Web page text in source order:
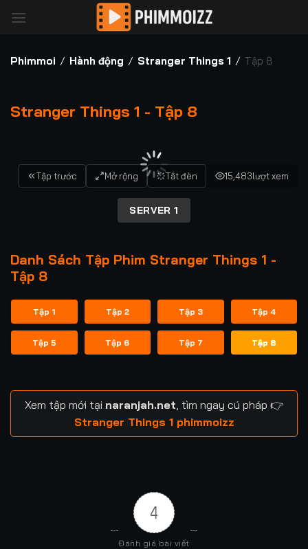
qua
dungPhimmoi / Hành động / Stranger Things 1 / Tập 8
Stranger Things 1 - Tập 8
Tập trước Mở rộng Tắt đèn 15,483lượt xem
SERVER 1
Danh Sách Tập Phim Stranger Things 1 -
Tập 8
Tập 1 Tập 2 Tập 3 Tập 4
Tập 5 Tập 6 Tập 7 Tập 8
Xem tập mới tại naranjah.net , tìm ngay cú pháp 👉
Stranger Things 1 phimmoizz
4
Đánh giá bài viết